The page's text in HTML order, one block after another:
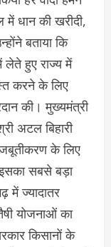
में धान की खरीदी,
बताया कि
लेते हुए राज्य में
करने के लिए
की। मुख्यमंत्री
अटल बिहारी
के लिए
सबसे बड़ा
में ज्यादातर
योजनाओं का
किसानों के